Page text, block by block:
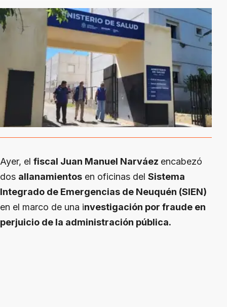
Ayer, el fiscal Juan Manuel Narváez encabezó
dos allanamientos en oficinas del Sistema
Integrado de Emergencias de Neuquén (SIEN)
en el marco de una investigación por fraude en
perjuicio de la administración pública.